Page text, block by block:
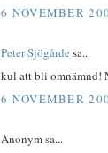
6 NOVEMBER
Peter Sjögårde sa...
kul att bli omnämnd!
6 NOVEMBER
Anonym sa...